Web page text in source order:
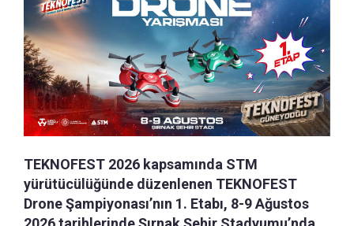
TEKNOFEST 2026 kapsamında STM
yürütücülüğünde düzenlenen TEKNOFEST
Drone Şampiyonası’nın 1. Etabı, 8-9 Ağustos